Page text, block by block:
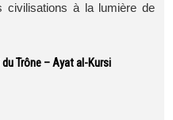
civilisations à la lumière de
Trône – Ayat al-Kursi